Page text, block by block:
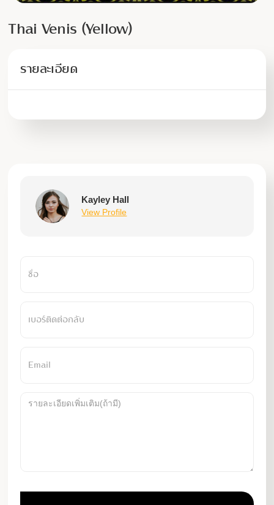
Thai Venis (Yellow)
รายละเอียด
Kayley Hall
View Profile